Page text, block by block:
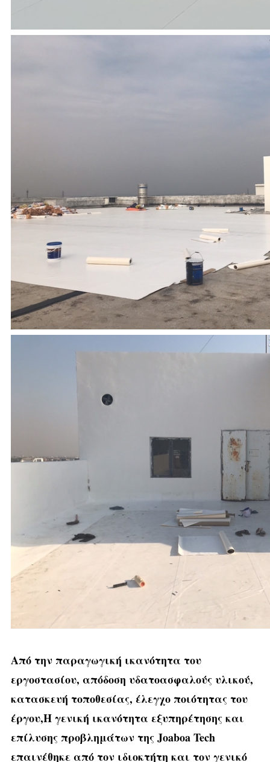
Από την παραγωγική ικανότητα του
εργοστασίου, απόδοση υδατοασφαλούς υλικού,
κατασκευή τοποθεσίας, έλεγχο ποιότητας του
έργου,Η γενική ικανότητα εξυπηρέτησης και
επίλυσης προβλημάτων της Joaboa Tech
επαινέθηκε από τον ιδιοκτήτη και τον γενικό